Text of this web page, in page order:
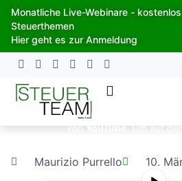
Zum
Inhalt
springen
Monatliche Live-Webinare -
Steuerthemen
Hier geht es zur Anmeldung
Sie sehen gerade einen
vonYouTube. Um auf
dass dabei Daten an
weitergegeben
Maurizio Purrello 10.